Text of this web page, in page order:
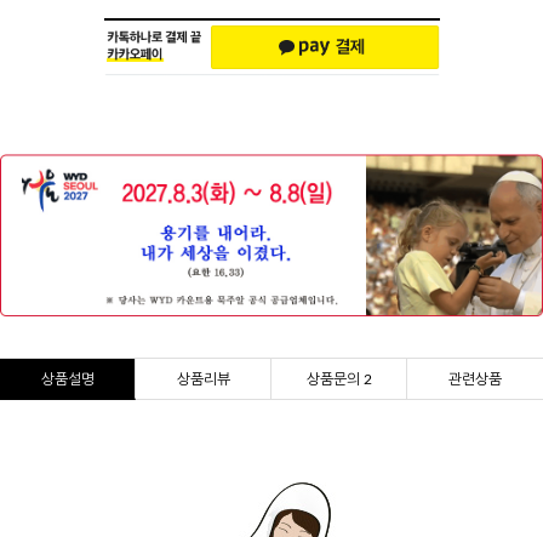
상품설명 상품리뷰 상품문의 2 관련상품